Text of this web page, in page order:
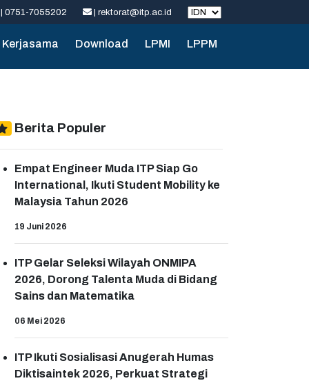
| 0751-7055202 | rektorat@itp.ac.id
Kerjasama Download LPMI LPPM
Berita Populer
Empat Engineer Muda ITP Siap Go
International, Ikuti Student Mobility ke
Malaysia Tahun 2026
19 Juni 2026
ITP Gelar Seleksi Wilayah ONMIPA
2026, Dorong Talenta Muda di Bidang
Sains dan Matematika
06 Mei 2026
ITP Ikuti Sosialisasi Anugerah Humas
Diktisaintek 2026, Perkuat Strategi